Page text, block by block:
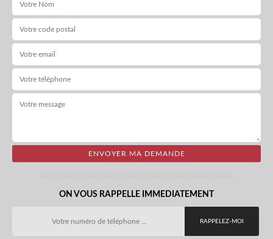
ON VOUS RAPPELLE IMMEDIATEMENT